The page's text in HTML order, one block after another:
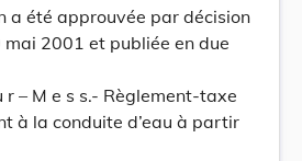
a été approuvée par décision
2001 et publiée en due
r – M e s s.- Règlement-taxe
à la conduite d’eau à partir